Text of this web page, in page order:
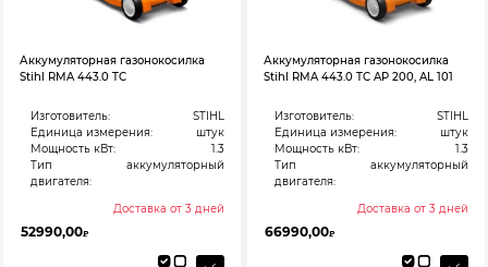
Аккумуляторная газонокосилка
Stihl RMA 443.0 TC
Изготовитель:
STIHL
Единица измерения:
штук
Мощность кВт:
1.3
Тип
двигателя:
аккумуляторный
Доставка от 3 дней
52990,00₽
Аккумуляторная газонокосилка
Stihl RMA 443.0 TC AP 200, AL 101
Изготовитель:
STIHL
Единица измерения:
штук
Мощность кВт:
1.3
Тип
двигателя:
аккумуляторный
Доставка от 3 дней
66990,00₽